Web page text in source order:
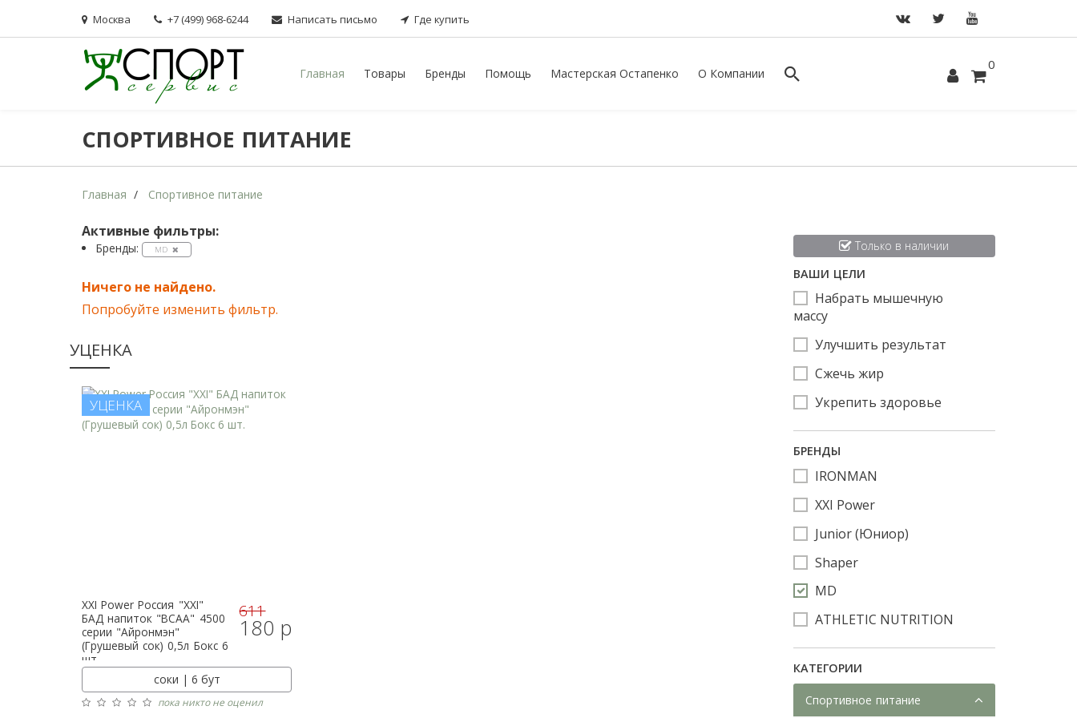
Москва +7 (499) 968-6244 Написать письмо Где купить
Главная Товары Бренды Помощь Мастерская Остапенко О Компании
0
СПОРТИВНОЕ ПИТАНИЕ
Главная Спортивное питание
Активные фильтры:
Бренды: MD
Ничего не найдено.
Попробуйте изменить фильтр.
УЦЕНКА
УЦЕНКА
XXI Power Россия "XXI"
БАД напиток "BCAA" 4500
серии "Айронмэн"
(Грушевый сок) 0,5л Бокс 6
шт.
611
180 р
соки | 6 бут
пока никто не оценил
Только в наличии
ВАШИ ЦЕЛИ
Набрать мышечную
массу
Улучшить результат
Сжечь жир
Укрепить здоровье
БРЕНДЫ
IRONMAN
XXI Power
Junior (Юниор)
Shaper
MD
ATHLETIC NUTRITION
КАТЕГОРИИ
Спортивное питание